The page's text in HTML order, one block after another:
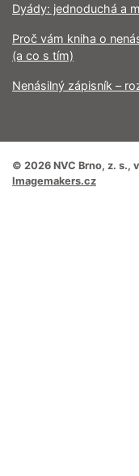
Dyády: jednoduchá a
Proč vám kniha o
(a co s tím)
Nenásilný zápisník –
© 2026 NVC Brno, z. s.,
Imagemakers.cz